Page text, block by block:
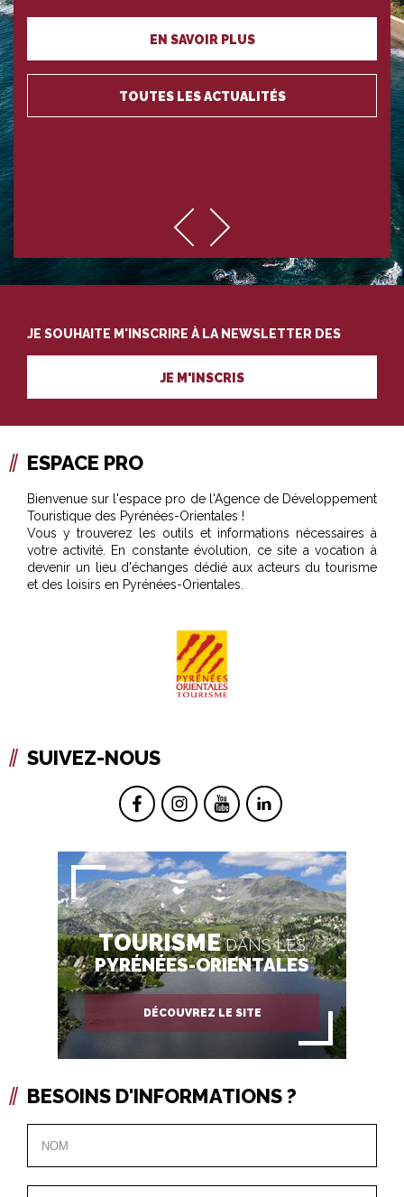
EN SAVOIR PLUS
TOUTES LES ACTUALITÉS
JE SOUHAITE M'INSCRIRE À LA NEWSLETTER DES
PROFESSIONNELS DU TOURISME
JE M'INSCRIS
ESPACE PRO
Bienvenue sur l'espace pro de l'Agence de Développement
Touristique des Pyrénées-Orientales !
Vous y trouverez les outils et informations nécessaires à
votre activité. En constante évolution, ce site a vocation à
devenir un lieu d'échanges dédié aux acteurs du tourisme
et des loisirs en Pyrénées-Orientales.
SUIVEZ-NOUS
TOURISMEDANS LES
PYRÉNÉES-ORIENTALES
DÉCOUVREZ LE SITE
BESOINS D'INFORMATIONS ?